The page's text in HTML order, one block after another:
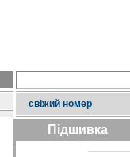
свіжий номер
Підшивка